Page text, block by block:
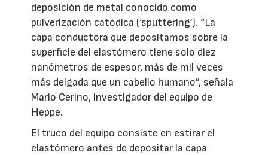
deposición de metal conocido como
pulverización catódica (‘sputtering’). “La
capa conductora que depositamos sobre la
superficie del elastómero tiene solo diez
nanómetros de espesor, más de mil veces
más delgada que un cabello humano”, señala
Mario Cerino, investigador del equipo de
Heppe.
El truco del equipo consiste en estirar el
elastómero antes de depositar la capa